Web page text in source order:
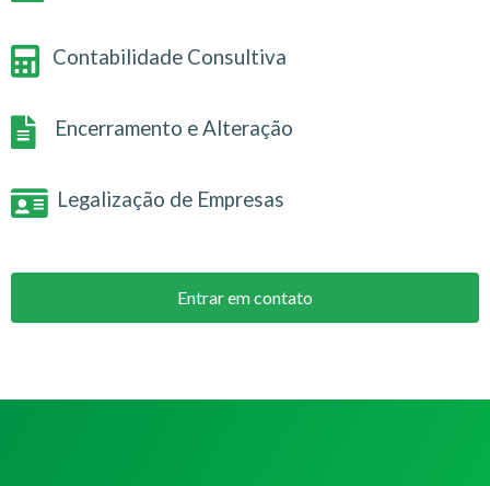
Contabilidade Consultiva
Encerramento e Alteração
Legalização de Empresas
Entrar em contato